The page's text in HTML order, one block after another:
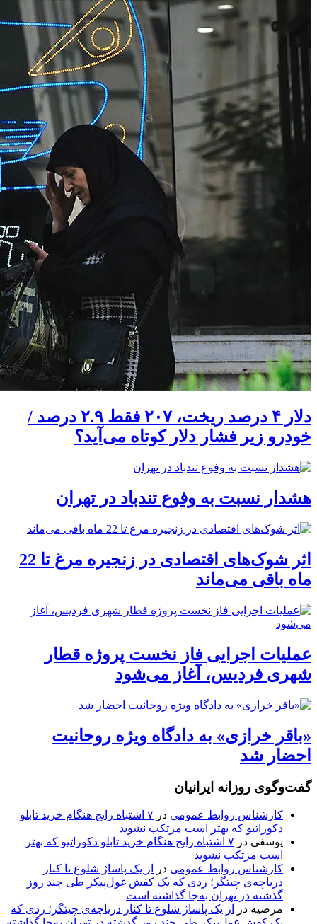
دلار ۴ درصد ریخت، ۲۰۷ فقط ۲.۹ درصد /
خودرو زیر فشار دلار کوتاه می‌آید؟
هشدار نسبت به وفوع تندباد در تهران
اثر شوک‌های اقتصادی در زنجیره مرغ تا 22
ماه باقی می‌ماند
عملیات اجرایی فاز نخست پروژه قطار
شهری فردیس، آغاز می‌شود
«باقر خرازی» به دادگاه ویژه روحانیت
احضار شد
گفت‌وگوی روزانه ایرانیان
کارشناس روابط عمومی در
۷ اشتباه رایج هنگام خرید تابلو
دکوراتیو که بهتر است مرتکب نشوید
یوسفی در
۷ اشتباه رایج هنگام خرید تابلو دکوراتیو که بهتر
است مرتکب نشوید
کارشناس روابط عمومی در
از یک پاساژ شلوغ تا کنار
دریاچه‌ی چیتگر؛ ردی که یک کفش غول‌پیکر طی چند روز
گذشته در تهران به‌جا گذاشته است
مرضیه در
از یک پاساژ شلوغ تا کنار دریاچه‌ی چیتگر؛ ردی که